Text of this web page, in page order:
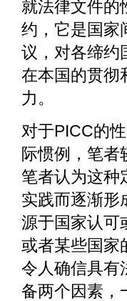
就法律文件的
约，它是国家
议，对各缔约
在本国的贯彻
力。
对于PICC的
际惯例，笔者
笔者认为这种
实践而逐渐形
源于国家认可
或者某些国家
令人确信具有
备两个因素，